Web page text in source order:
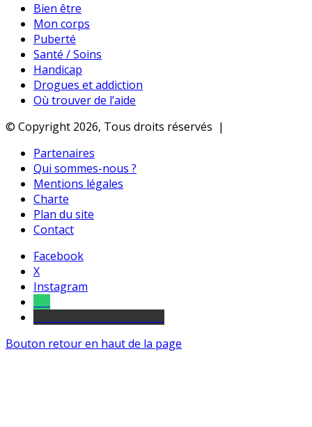
Bien être
Mon corps
Puberté
Santé / Soins
Handicap
Drogues et addiction
Où trouver de l’aide
© Copyright 2026, Tous droits réservés |
Partenaires
Qui sommes-nous ?
Mentions légales
Charte
Plan du site
Contact
Facebook
X
Instagram
Bouton retour en haut de la page